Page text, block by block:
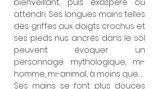
attendri. Ses longues mains telles
des griffes aux doigts crochus et
ses pieds nus ancrés dans le sol
peuvent évoquer un
personnage mythologique, mi-
homme, mi-animal, à moins que….
Ses mains se font plus douces